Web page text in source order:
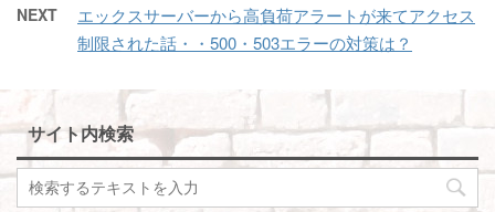
NEXT
エックスサーバーから高負荷アラートが来てアクセス
制限された話・・500・503エラーの対策は？
サイト内検索